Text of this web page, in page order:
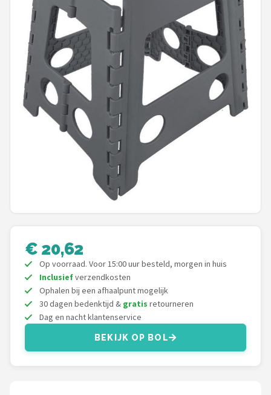
KOEL
Eurotrail
Camp
LifeGoods
Bo-Camp
Campingaz
Quechua
Alle merken →
€ 20,62
Op voorraad. Voor 15:00 uur besteld, morgen in huis
Inclusiefverzendkosten
Ophalen bij een afhaalpunt mogelijk
30 dagen bedenktijd & gratis retourneren
Dag en nacht klantenservice
BEKIJK OP BOL